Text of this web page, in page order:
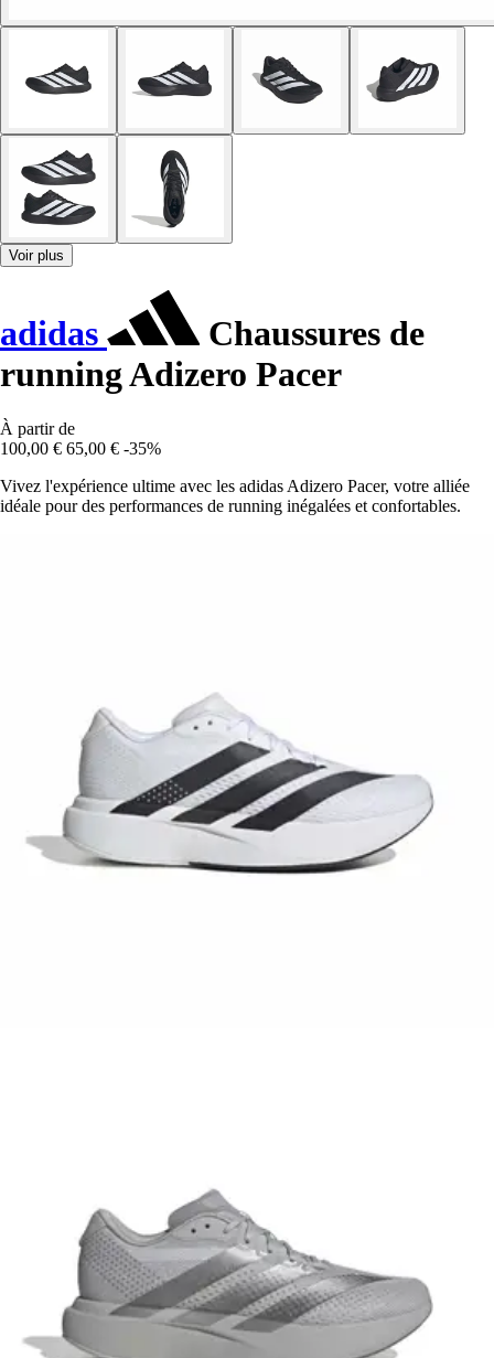
Voir plus
adidas
Chaussures de
running Adizero Pacer
À partir de
100,00 € 65,00 € -35%
Vivez l'expérience ultime avec les adidas Adizero Pacer, votre alliée
idéale pour des performances de running inégalées et confortables.